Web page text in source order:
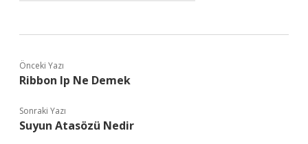
Önceki Yazı
Ribbon Ip Ne Demek
Sonraki Yazı
Suyun Atasözü Nedir